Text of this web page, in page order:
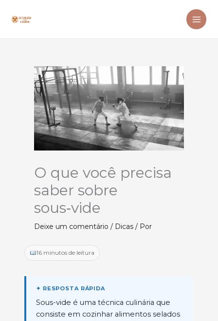
para
O que você precisa
saber sobre
sous‑vide
Deixe um comentário / Dicas / Por
16 minutos de leitura
Sous-vide é uma técnica culinária que
consiste em cozinhar alimentos selados